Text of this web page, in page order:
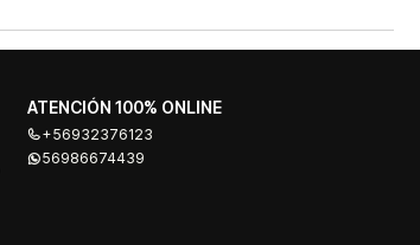
ATENCIÓN 100% ONLINE
+56932376123
56986674439